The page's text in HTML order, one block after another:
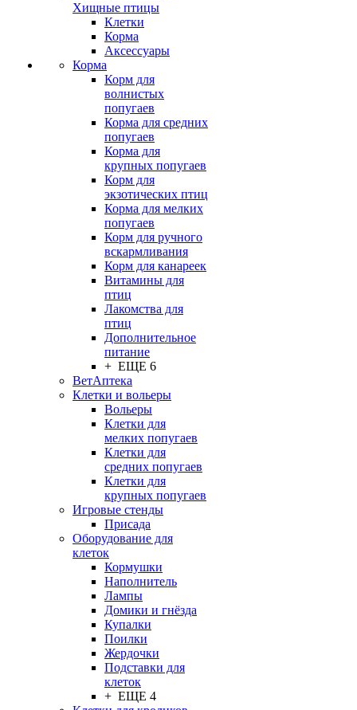
Хищные птицы
Клетки
Корма
Аксессуары
Корма
Корм для
волнистых
попугаев
Корма для средних
попугаев
Корма для
крупных попугаев
Корм для
экзотических птиц
Корма для мелких
попугаев
Корм для ручного
вскармливания
Корм для канареек
Витамины для
птиц
Лакомства для
птиц
Дополнительное
питание
+ ЕЩЕ 6
ВетАптека
Клетки и вольеры
Вольеры
Клетки для
мелких попугаев
Клетки для
средних попугаев
Клетки для
крупных попугаев
Игровые стенды
Присада
Оборудование для
клеток
Кормушки
Наполнитель
Лампы
Домики и гнёзда
Купалки
Поилки
Жердочки
Подставки для
клеток
+ ЕЩЕ 4